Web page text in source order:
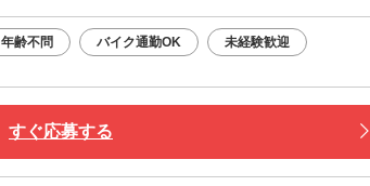
年齢不問 バイク通勤OK 未経験歓迎
すぐ応募する